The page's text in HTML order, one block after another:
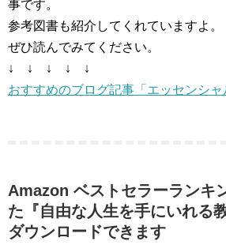
事です。
参考図書も紹介してくれていますよ。
ぜひ読んでみてください。
↓ ↓ ↓ ↓ ↓
おすすめのブログ記事「エッセンシャ
Amazon ベストセラーランキ
た『自由な人生を手にいれる
ダウンロードできます